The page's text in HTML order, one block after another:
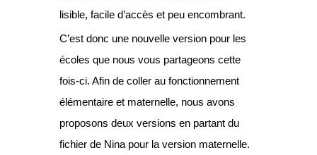
lisible, facile d’accès et peu encombrant.
C’est donc une nouvelle version pour les
écoles que nous vous partageons cette
fois-ci. Afin de coller au fonctionnement
élémentaire et maternelle, nous avons
proposons deux versions en partant du
fichier de Nina pour la version maternelle.